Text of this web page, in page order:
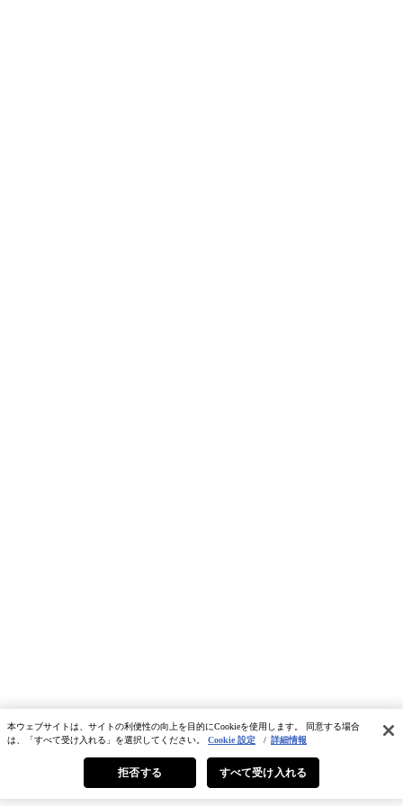
本ウェブサイトは、サイトの利便性の向上を目的にCookieを使用します。 同意する場合
は、「すべて受け入れる」を選択してください。 Cookie 設定 / 詳細情報
拒否する すべて受け入れる